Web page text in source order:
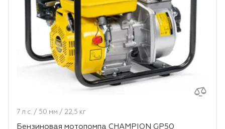
7 л.с. / 50 мм / 22,5 кг
Бензиновая мотопомпа CHAMPION GP50